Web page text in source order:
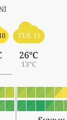
TUE 11
26°C
13°C